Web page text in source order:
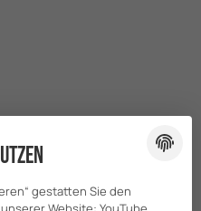
gestatten Sie den